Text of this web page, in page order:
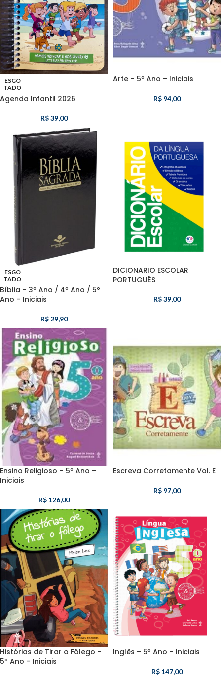
ESGO
TADO
Agenda Infantil 2026
R$39,00
Arte – 5º Ano – Iniciais
R$ 94,00
ESGO
TADO
Bíblia – 3º Ano / 4º Ano / 5º
Ano – Iniciais
R$ 29,90
DICIONARIO ESCOLAR
PORTUGUÊS
R$39,00
Ensino Religioso – 5º Ano –
Iniciais
R$ 126,00
Escreva Corretamente Vol. E
R$ 97,00
Histórias de Tirar o Fôlego –
5º Ano – Iniciais
Inglês – 5º Ano – Iniciais
R$ 147,00